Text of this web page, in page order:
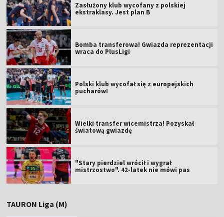
Zasłużony klub wycofany z polskiej
ekstraklasy. Jest plan B
Bomba transferowa! Gwiazda reprezentacji
wraca do PlusLigi
Polski klub wycofał się z europejskich
pucharów!
Wielki transfer wicemistrza! Pozyskał
światową gwiazdę
"Stary pierdziel wrócił i wygrał
mistrzostwo". 42-latek nie mówi pas
TAURON Liga (M)